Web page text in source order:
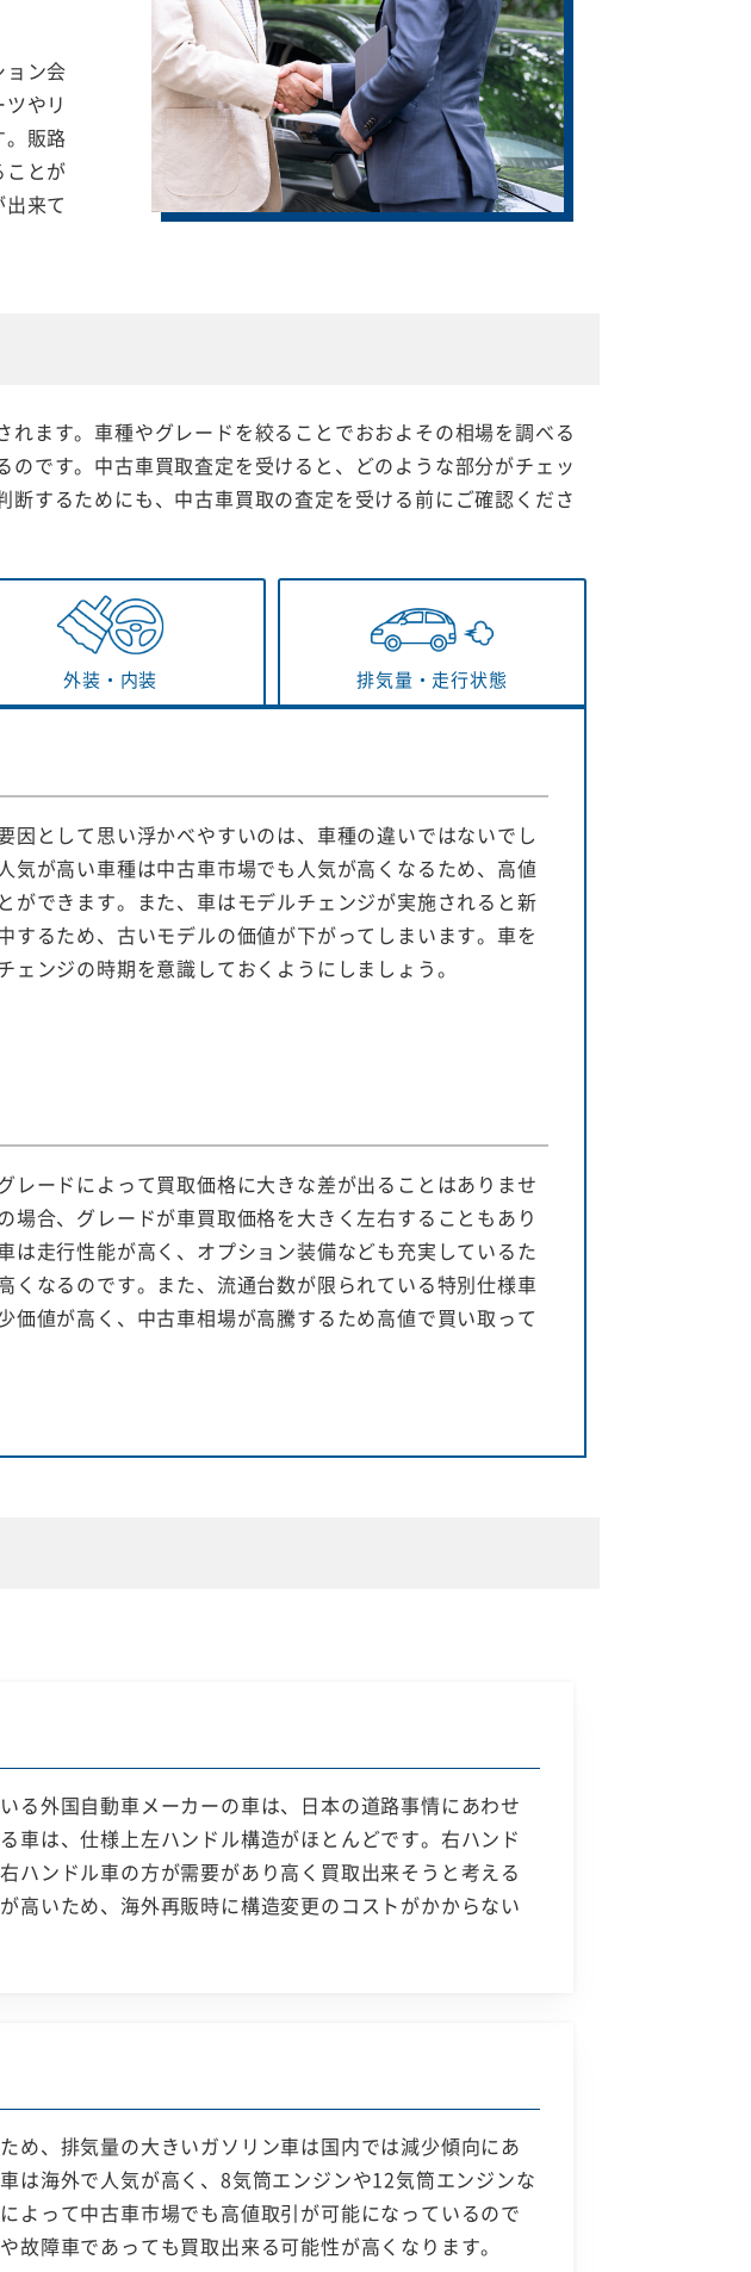
ン会
やリ
販路
とが
来て
ます。車種やグレードを絞ることでおおよその相場を調べる
です。中古車買取査定を受けると、どのような部分がチェッ
するためにも、中古車買取の査定を受ける前にご確認くださ
外装・ 内装 排気量・ 走行状態
因として思い浮かべやすいのは、車種の違いではないでし
気が高い車種は中古車市場でも人気が高くなるため、高値
ができます。また、車はモデルチェンジが実施されると新
するため、古いモデルの価値が下がってしまいます。車を
ェンジの時期を意識しておくようにしましょう。
レードによって買取価格に大きな差が出ることはありませ
場合、グレードが車買取価格を大きく左右することもあり
は走行性能が高く、オプション装備なども充実しているた
くなるのです。また、流通台数が限られている特別仕様車
価値が高く、中古車相場が高騰するため高値で買い取って
る外国自動車メーカーの車は、日本の道路事情にあわせ
車は、仕様上左ハンドル構造がほとんどです。右ハンド
ハンドル車の方が需要があり高く買取出来そうと考える
高いため、海外再販時に構造変更のコストがかからない
め、排気量の大きいガソリン車は国内では減少傾向にあ
は海外で人気が高く、8気筒エンジンや12気筒エンジンな
よって中古車市場でも高値取引が可能になっているので
障車であっても買取出来る可能性が高くなります。